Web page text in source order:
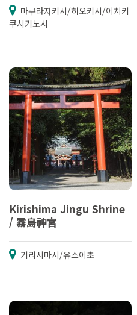
마쿠라자키시/히오키시/이치키
쿠시키노시
Kirishima Jingu Shrine
/ 霧島神宮
기리시마시/유스이초